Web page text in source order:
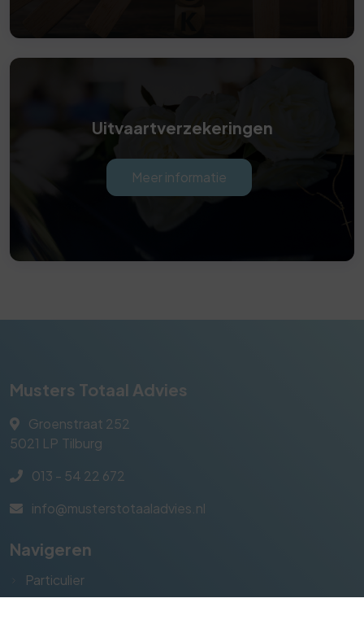
Uitvaartverzekeringen
Meer informatie
Musters Totaal Advies
Groenstraat 252
5021 LP Tilburg
013 - 54 22 672
info@musterstotaaladvies.nl
Navigeren
Particulier